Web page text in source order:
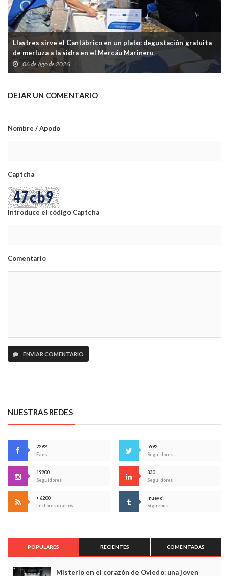
Llastres sirve el Cantábrico en un plato: degustación gratuita
de merluza a la sidra en el Mercáu Marineru
06 de Ago de 2026
DEJAR UN COMENTARIO
Nombre / Apodo
Captcha
Introduce el código Captcha
Comentario
ENVIAR COMENTARIO
NUESTRAS REDES
2292
Fans
5992
Seguidores
19900
Seguidores
830
Seguidores
+ 6200
Lectores diarios
¡nuevo!
Síguenos
POPULARES RECIENTES COMENTADAS
Misterio en el corazón de Oviedo: una joven